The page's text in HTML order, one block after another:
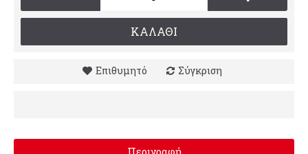
ΚΑΛΆΘΙ
Επιθυμητό Σύγκριση